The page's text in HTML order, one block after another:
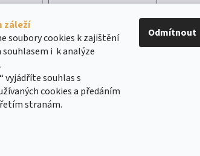
záleží
soubory cookies k zajištění
i k analýze
vyjádříte souhlas s
cookies a předáním
stranám.
Odmítnout
PŘIHLÁSIT SE